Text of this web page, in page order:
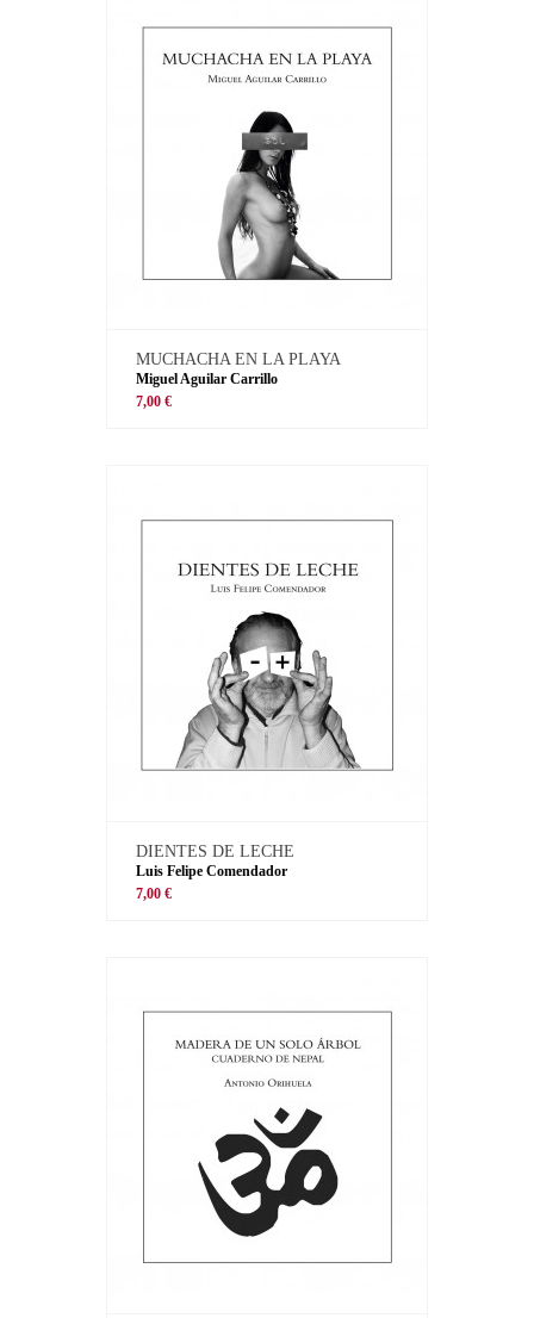
MUCHACHA EN LA PLAYA
Miguel Aguilar Carrillo
7,00 €
DIENTES DE LECHE
Luis Felipe Comendador
7,00 €